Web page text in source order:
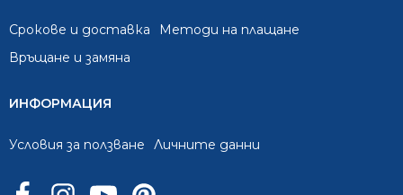
Срокове и доставка
Методи на плащане
Връщане и замяна
ИНФОРМАЦИЯ
Условия за ползване Личните данни